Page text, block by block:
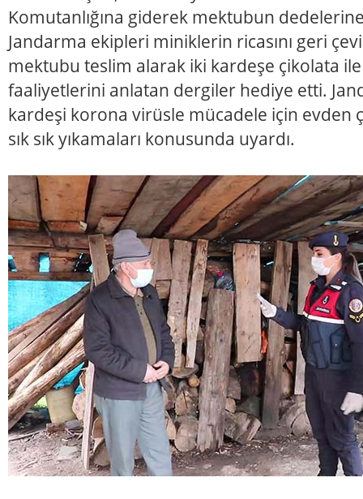
Komutanlığına giderek mektubun dedelerine
Jandarma ekipleri miniklerin ricasını geri
mektubu teslim alarak iki kardeşe çikolata
faaliyetlerini anlatan dergiler hediye etti.
kardeşi korona virüsle mücadele için evden
sık sık yıkamaları konusunda uyardı.